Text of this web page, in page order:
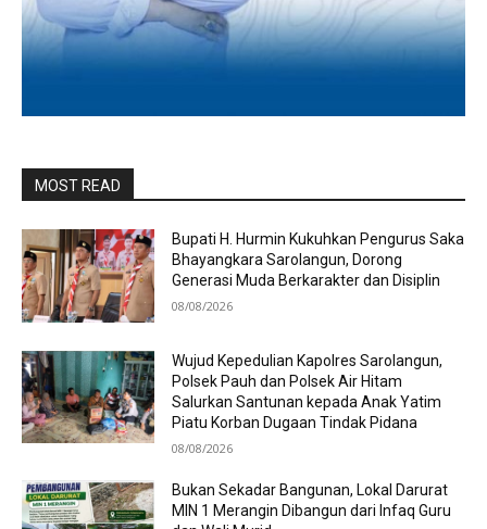
MOST READ
Bupati H. Hurmin Kukuhkan Pengurus Saka
Bhayangkara Sarolangun, Dorong
Generasi Muda Berkarakter dan Disiplin
08/08/2026
Wujud Kepedulian Kapolres Sarolangun,
Polsek Pauh dan Polsek Air Hitam
Salurkan Santunan kepada Anak Yatim
Piatu Korban Dugaan Tindak Pidana
08/08/2026
Bukan Sekadar Bangunan, Lokal Darurat
MIN 1 Merangin Dibangun dari Infaq Guru